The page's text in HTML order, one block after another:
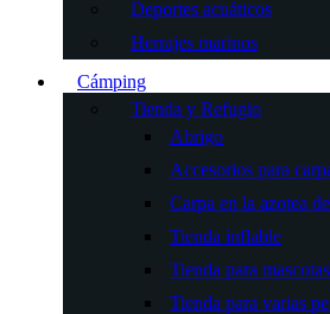
Deportes acuáticos
Herrajes marinos
Cámping
Tienda y Refugio
Abrigo
Accesorios para
Carpa en la azotea
Tienda inflable
Tienda para mascotas
Tienda para varias